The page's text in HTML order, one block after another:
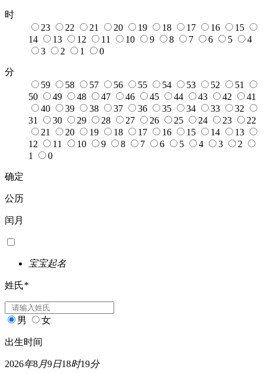
时
23
22 21 20 19 18 17 16
15
14
13 12 11 10 9 8 7 6 5
4
3
2 1 0
分
59
58 57 56 55 54 53 52
51
50
49 48 47 46 45 44 43 42
41
40
39 38 37 36 35 34 33
32
31
30 29 28 27 26 25 24 23
22
21
20 19 18 17 16 15 14
13
12
11 10 9 8 7 6 5 4 3
2
1
0
确定
公历
闰月
宝宝起名
姓氏*
男 女
出生时间
2026年8月9日18时19分